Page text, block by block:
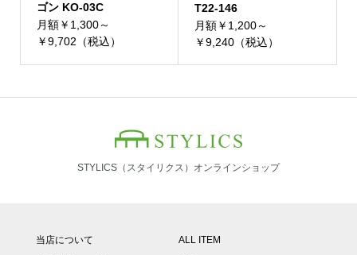
ゴン KO-03C
月額￥1,300～
￥9,702（税込）
T22-146
月額￥1,200～
￥9,240（税込）
STYLICS（スタイリクス）オンラインショップ
当店について
ALL ITEM